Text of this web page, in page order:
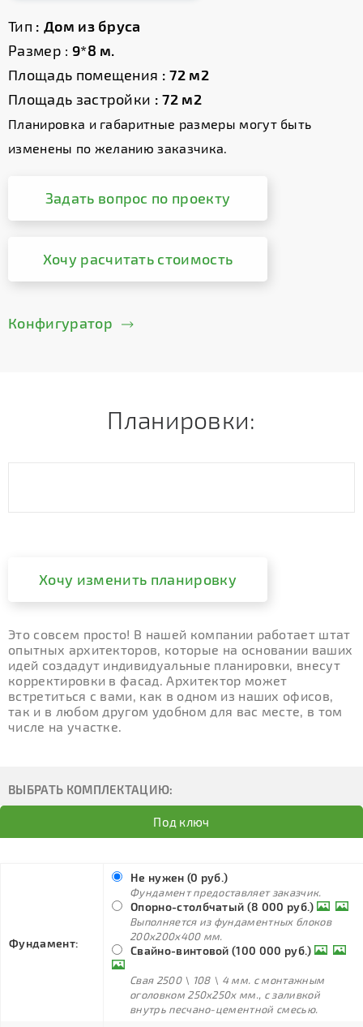
Тип : Дом из бруса
Размер : 9*8 м.
Площадь помещения : 72 м2
Площадь застройки : 72 м2
Планировка и габаритные размеры могут быть
изменены по желанию заказчика.
Задать вопрос по проекту
Хочу расчитать стоимость
Конфигуратор
Планировки:
Хочу изменить планировку
Это совсем просто! В нашей компании работает штат
опытных архитекторов, которые на основании ваших
идей создадут индивидуальные планировки, внесут
корректировки в фасад. Архитектор может
встретиться с вами, как в одном из наших офисов,
так и в любом другом удобном для вас месте, в том
числе на участке.
ВЫБРАТЬ КОМПЛЕКТАЦИЮ:
Под ключ
Фундамент:
Не нужен (0 руб.)
Фундамент предоставляет заказчик.
Опорно-столбчатый (8 000 руб.)
Выполняется из фундаментных блоков
200х200х400 мм.
Свайно-винтовой (100 000 руб.)
Свая 2500 \ 108 \ 4 мм. с монтажным
оголовком 250х250х мм., с заливкой
внутрь песчано-цементной смесью.